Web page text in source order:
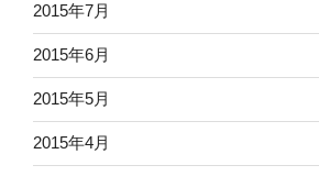
2015年7月
2015年6月
2015年5月
2015年4月